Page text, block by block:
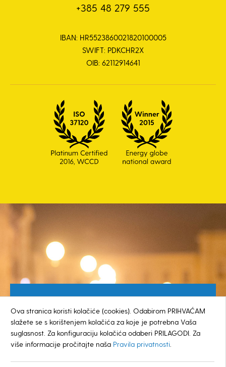
+385 48 279 555
IBAN: HR5523860021820100005
SWIFT: PDKCHR2X
OIB: 62112914641
0800 385 048
© GRAD KOPRIVNICA
Ova stranica koristi kolačiće (cookies). Odabirom PRIHVAĆAM
slažete se s korištenjem kolačića za koje je potrebna Vaša
suglasnost. Za konfiguraciju kolačića odaberi PRILAGODI. Za
više informacije pročitajte naša Pravila privatnosti